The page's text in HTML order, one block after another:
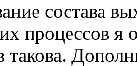
состава
процессов я
такова.